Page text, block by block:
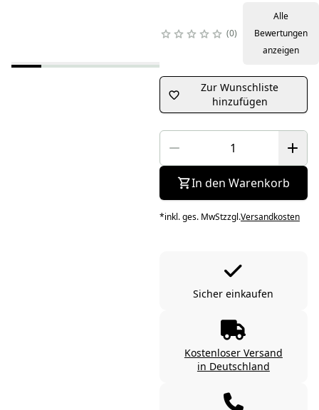
0
Alle
Bewertungen
anzeigen
Zur Wunschliste
hinzufügen
In den Warenkorb
*inkl. ges. MwStzzgl.Versandkosten
Sicher einkaufen
Kostenloser Versand
in Deutschland